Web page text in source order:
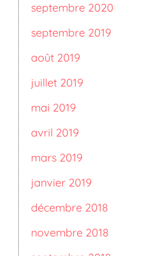
septembre 2020
septembre 2019
août 2019
juillet 2019
mai 2019
avril 2019
mars 2019
janvier 2019
décembre 2018
novembre 2018